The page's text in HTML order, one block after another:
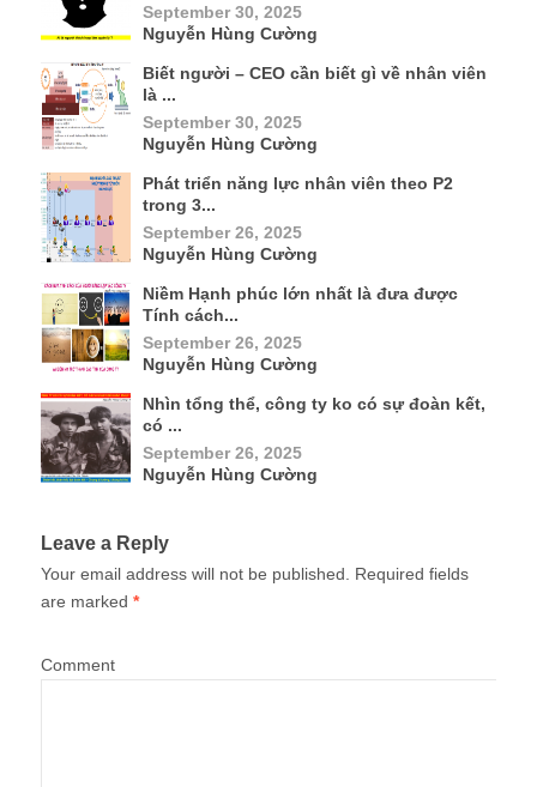
September 30, 2025
Nguyễn Hùng Cường
Biết người – CEO cần biết gì về nhân viên
là ...
September 30, 2025
Nguyễn Hùng Cường
Phát triển năng lực nhân viên theo P2
trong 3...
September 26, 2025
Nguyễn Hùng Cường
Niềm Hạnh phúc lớn nhất là đưa được
Tính cách...
September 26, 2025
Nguyễn Hùng Cường
Nhìn tổng thể, công ty ko có sự đoàn kết,
có ...
September 26, 2025
Nguyễn Hùng Cường
Leave a Reply
Your email address will not be published.
Required fields
are marked *
Comment